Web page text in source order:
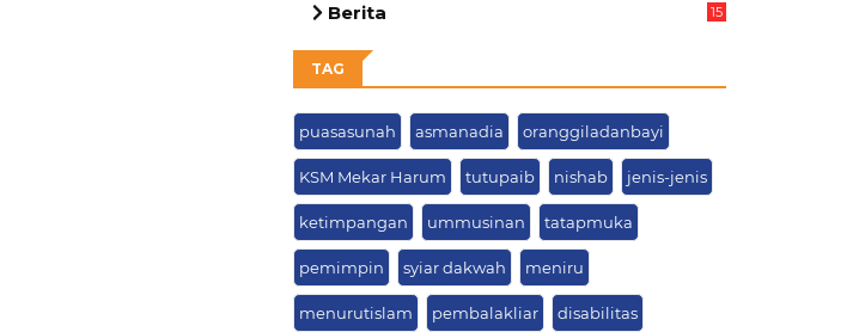
Berita
15
TAG
puasasunah asmanadia oranggiladanbayi
KSM Mekar Harum tutupaib nishab jenis-jenis
ketimpangan ummusinan tatapmuka
pemimpin syiar dakwah meniru
menurutislam pembalakliar disabilitas